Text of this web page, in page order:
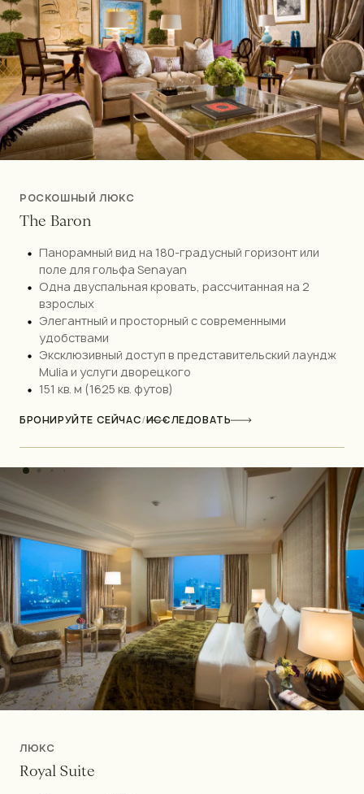
РОСКОШНЫЙ ЛЮКС
The Baron
Панорамный вид на 180-градусный горизонт или
поле для гольфа Senayan
Одна двуспальная кровать, рассчитанная на 2
взрослых
Элегантный и просторный с современными
удобствами
Эксклюзивный доступ в представительский лаундж
Mulia и услуги дворецкого
151 кв. м (1625 кв. футов)
БРОНИРУЙТЕ СЕЙЧАС/ИССЛЕДОВАТЬ
ЛЮКС
Royal Suite